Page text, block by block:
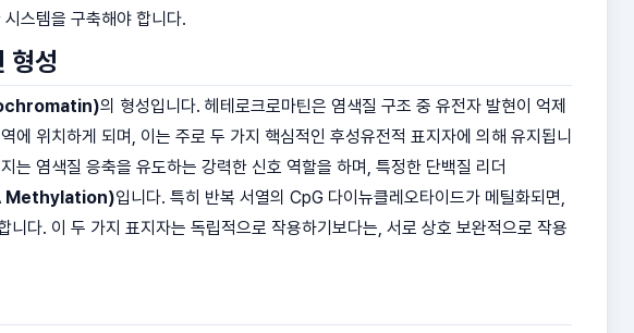
스템을 구축해야 합니다.
형성
의 형성입니다. 헤테로크로마틴은 염색질 구조 중 유전자 발현이 억제
위치하게 되며, 이는 주로 두 가지 핵심적인 후성유전적 표지자에 의해 유지됩니
는 염색질 응축을 유도하는 강력한 신호 역할을 하며, 특정한 단백질 리더
Methylation)입니다. 특히 반복 서열의 CpG 다이뉴클레오타이드가 메틸화되면,
다. 이 두 가지 표지자는 독립적으로 작용하기보다는, 서로 상호 보완적으로 작용